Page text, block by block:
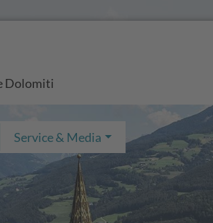
Dolomiti
Service & Media